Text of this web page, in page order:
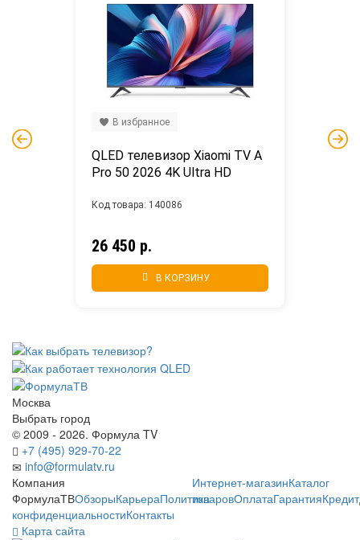
QLED телевизор Xiaomi TV A
Pro 50 2026 4K Ultra HD
26 450 р.
В КОРЗИНУ
Код товара: 140086
В избранное
Москва
Выбрать город
© 2009 - 2026. Формула TV
+7 (495) 929-70-22
info@formulatv.ru
Компания
ФормулаТВОбзорыКарьераПолитика
конфиденциальностиКонтакты
Интернет-магазинКаталог
товаровОплатаГарантияКредит
Карта сайта